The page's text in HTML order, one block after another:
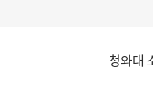
청와대